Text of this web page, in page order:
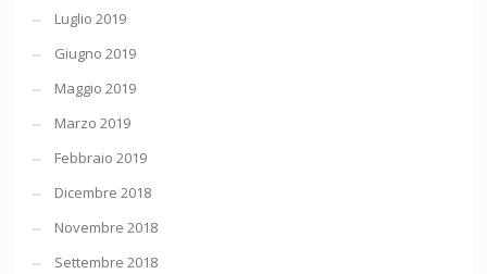
Luglio 2019
Giugno 2019
Maggio 2019
Marzo 2019
Febbraio 2019
Dicembre 2018
Novembre 2018
Settembre 2018